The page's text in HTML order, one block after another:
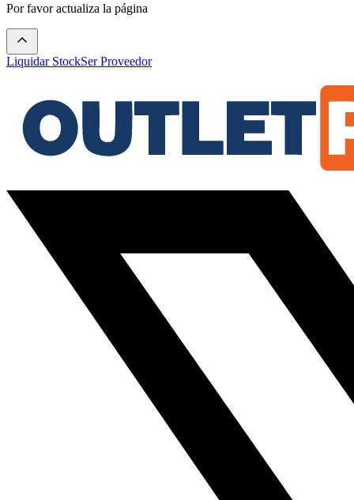
Por favor actualiza la página
Liquidar StockSer Proveedor